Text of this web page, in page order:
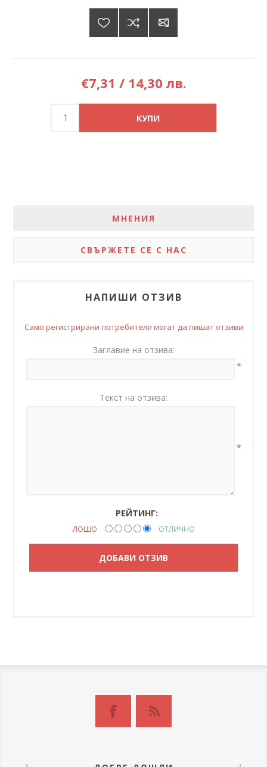
€7,31 / 14,30 лв.
МНЕНИЯ
СВЪРЖЕТЕ СЕ С НАС
НАПИШИ ОТЗИВ
Само регистрирани потребители могат да пишат отзиви
Заглавие на отзива:
*
Текст на отзива:
*
РЕЙТИНГ:
ЛОШО ОТЛИЧНО